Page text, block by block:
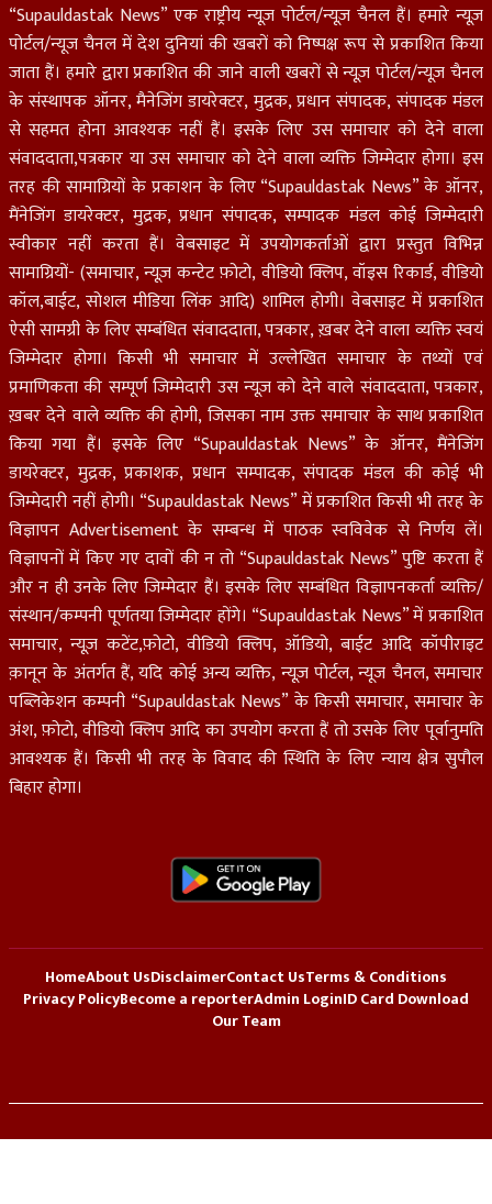
“Supauldastak News” एक राष्ट्रीय न्यूज़ पोर्टल/न्यूज़ चैनल हैं। हमारे न्यूज़
पोर्टल/न्यूज चैनल में देश दुनियां की खबरों को निष्पक्ष रूप से प्रकाशित किया
जाता हैं। हमारे द्वारा प्रकाशित की जाने वाली खबरों से न्यूज़ पोर्टल/न्यूज़ चैनल
के संस्थापक ऑनर, मैनेजिंग डायरेक्टर, मुद्रक, प्रधान संपादक, संपादक मंडल
से सहमत होना आवश्यक नहीं हैं। इसके लिए उस समाचार को देने वाला
संवाददाता,पत्रकार या उस समाचार को देने वाला व्यक्ति जिम्मेदार होगा। इस
तरह की सामाग्रियों के प्रकाशन के लिए “Supauldastak News” के ऑनर,
मैंनेजिंग डायरेक्टर, मुद्रक, प्रधान संपादक, सम्पादक मंडल कोई जिम्मेदारी
स्वीकार नहीं करता हैं। वेबसाइट में उपयोगकर्ताओं द्वारा प्रस्तुत विभिन्न
सामाग्रियों- (समाचार, न्यूज़ कन्टेट फ़ोटो, वीडियो क्लिप, वॉइस रिकार्ड, वीडियो
कॉल,बाईट, सोशल मीडिया लिंक आदि) शामिल होगी। वेबसाइट में प्रकाशित
ऐसी सामग्री के लिए सम्बंधित संवाददाता, पत्रकार, ख़बर देने वाला व्यक्ति स्वयं
जिम्मेदार होगा। किसी भी समाचार में उल्लेखित समाचार के तथ्यों एवं
प्रमाणिकता की सम्पूर्ण जिम्मेदारी उस न्यूज़ को देने वाले संवाददाता, पत्रकार,
ख़बर देने वाले व्यक्ति की होगी, जिसका नाम उक्त समाचार के साथ प्रकाशित
किया गया हैं। इसके लिए “Supauldastak News” के ऑनर, मैंनेजिंग
डायरेक्टर, मुद्रक, प्रकाशक, प्रधान सम्पादक, संपादक मंडल की कोई भी
जिम्मेदारी नहीं होगी। “Supauldastak News” में प्रकाशित किसी भी तरह के
विज्ञापन Advertisement के सम्बन्ध में पाठक स्वविवेक से निर्णय लें।
विज्ञापनों में किए गए दावों की न तो “Supauldastak News” पुष्टि करता हैं
और न ही उनके लिए जिम्मेदार हैं। इसके लिए सम्बंधित विज्ञापनकर्ता व्यक्ति/
संस्थान/कम्पनी पूर्णतया जिम्मेदार होंगे। “Supauldastak News” में प्रकाशित
समाचार, न्यूज़ कटेंट,फ़ोटो, वीडियो क्लिप, ऑडियो, बाईट आदि कॉपीराइट
क़ानून के अंतर्गत हैं, यदि कोई अन्य व्यक्ति, न्यूज़ पोर्टल, न्यूज चैनल, समाचार
पब्लिकेशन कम्पनी “Supauldastak News” के किसी समाचार, समाचार के
अंश, फ़ोटो, वीडियो क्लिप आदि का उपयोग करता हैं तो उसके लिए पूर्वानुमति
आवश्यक हैं। किसी भी तरह के विवाद की स्थिति के लिए न्याय क्षेत्र सुपौल
बिहार होगा।
HomeAbout UsDisclaimerContact UsTerms & Conditions
Privacy PolicyBecome a reporterAdmin LoginID Card Download
Our Team